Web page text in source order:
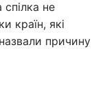
не
країн, які
причину